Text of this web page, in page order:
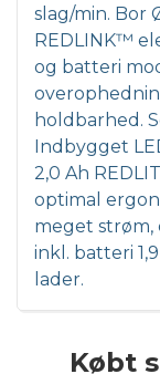
slag/min. Bor
REDLINK™
og batteri
holdbarhed.
Indbygget
2,0 Ah
optimal
meget
inkl. batteri
lader.
Købt